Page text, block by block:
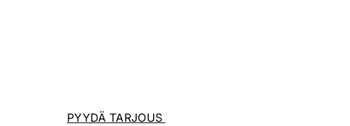
PYYDÄ TARJOUS